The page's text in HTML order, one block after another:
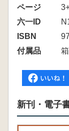
ページ
六一ID
ISBN
付属品
箱
新刊・電子